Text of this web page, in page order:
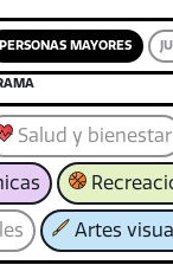
PERSONAS MAYORES
Salud y bienestar
Artes